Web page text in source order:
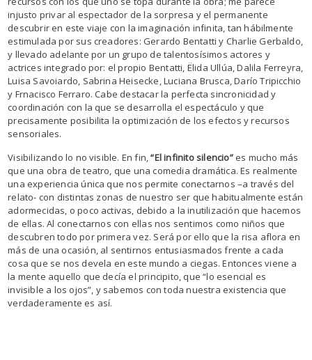
injusto privar al espectador de la sorpresa y el permanente
descubrir en este viaje con la imaginación infinita, tan hábilmente
estimulada por sus creadores: Gerardo Bentatti y Charlie Gerbaldo,
y llevado adelante por un grupo de talentosísimos actores y
actrices integrado por: el propio Bentatti, Ëlida Ullúa, Dalila Ferreyra,
Luisa Savoiardo, Sabrina Heisecke, Luciana Brusca, Darío Tripicchio
y Frnacisco Ferraro. Cabe destacar la perfecta sincronicidad y
coordinación con la que se desarrolla el espectáculo y que
precisamente posibilita la optimización de los efectos y recursos
sensoriales.
Visibilizando lo no visible. En fin,“El infinito silencio” es mucho más
que una obra de teatro, que una comedia dramática. Es realmente
una experiencia única que nos permite conectarnos –a través del
relato- con distintas zonas de nuestro ser que habitualmente están
adormecidas, o poco activas, debido a la inutilización que hacemos
de ellas. Al conectarnos con ellas nos sentimos como niños que
descubren todo por primera vez. Será por ello que la risa aflora en
más de una ocasión, al sentirnos entusiasmados frente a cada
cosa que se nos devela en este mundo a ciegas. Entonces viene a
la mente aquello que decía el principito, que “lo esencial es
invisible a los ojos”, y sabemos con toda nuestra existencia que
verdaderamente es así.